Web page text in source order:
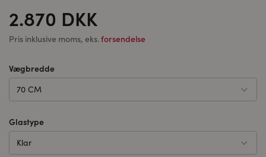
2.870 DKK
Pris inklusive moms, eks.forsendelse
Vægbredde
70 CM
Glastype
Klar